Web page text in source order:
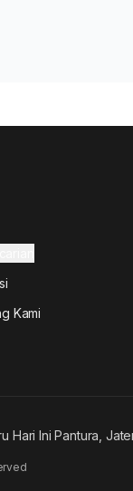
Kami
Hari Ini Pantura,